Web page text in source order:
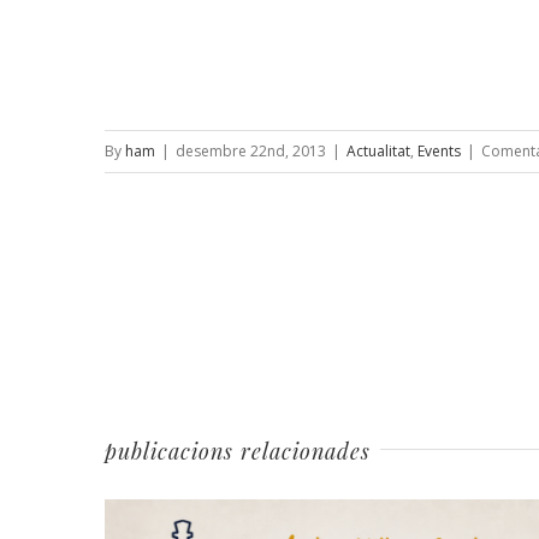
By ham | desembre 22nd, 2013 | Actualitat, Events |
publicacions relacionades